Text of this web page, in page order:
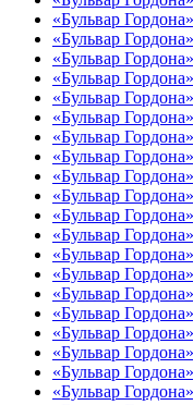
«Бульвар
«Бульвар
«Бульвар
«Бульвар
«Бульвар
«Бульвар
«Бульвар
«Бульвар
«Бульвар
«Бульвар
«Бульвар
«Бульвар
«Бульвар
«Бульвар
«Бульвар
«Бульвар
«Бульвар
«Бульвар
«Бульвар
«Бульвар